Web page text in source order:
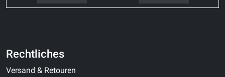
Rechtliches
Versand & Retouren